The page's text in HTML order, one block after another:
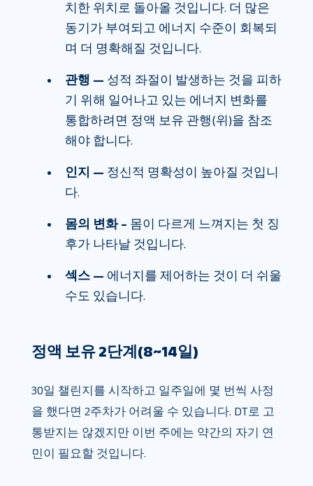
치한 위치로 돌아올 것입니다. 더 많은
동기가 부여되고 에너지 수준이 회복되
며 더 명확해질 것입니다.
관행 — 성적 좌절이 발생하는 것을 피하
기 위해 일어나고 있는 에너지 변화를
통합하려면 정액 보유 관행(위)을 참조
해야 합니다.
인지 — 정신적 명확성이 높아질 것입니
다.
몸의 변화 – 몸이 다르게 느껴지는 첫 징
후가 나타날 것입니다.
섹스 — 에너지를 제어하는 ​​것이 더 쉬울
수도 있습니다.
정액 보유 2단계(8~14일)
30일 챌린지를 시작하고 일주일에 몇 번씩 사정
을 했다면 2주차가 어려울 수 있습니다. DT로 고
통받지는 않겠지만 이번 주에는 약간의 자기 연
민이 필요할 것입니다.